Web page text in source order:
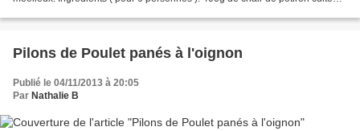
Pilons de Poulet panés à l'oignon
Publié le 04/11/2013 à 20:05
Par Nathalie B